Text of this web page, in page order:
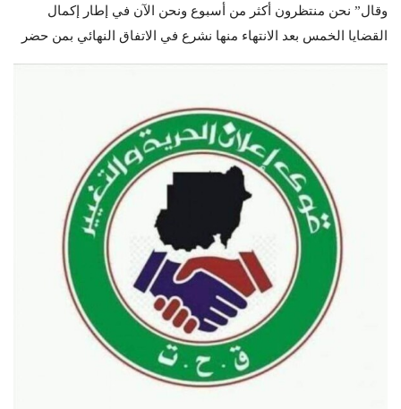
وقال” نحن منتظرون أكثر من أسبوع ونحن الآن في إطار إكمال
القضايا الخمس بعد الانتهاء منها نشرع في الاتفاق النهائي بمن حضر